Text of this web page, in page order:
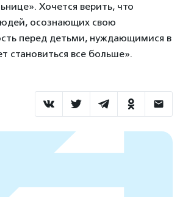
Хочется верить, что
осознающих свою
перед детьми, нуждающимися в
становиться все больше».